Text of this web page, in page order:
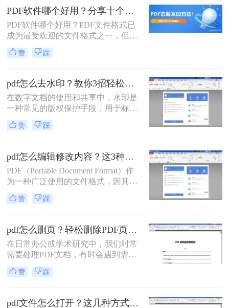
是，随着技术的发展，现在有多种方
法可以实现PDF文件的编辑。那么
PDF文件怎么编辑呢？本文将介绍三
种常见的PDF编辑方法，帮助您轻松
应对各种编辑需求。
PDF软件哪个好用？分享十个最好用的PDF编辑器！
PDF软件哪个好用？​PDF文件格式已
成为最受欢迎的文件格式之一，但在
浏览和使用过程中，我们可能会遇到
需要编辑和转换文件的情况。所以，
器，成为我们的需求之一。在这里，
我为大家推荐了十款最好用的PDF编
辑器。
赞 踩
pdf怎么去水印？教你3招轻松去除！
在数字文档的使用和共享中，水印是
一种常见的版权保护手段，用于标明
文档的来源、所有权或状态（如“样
本”、“机密”等）。然而，对于合法拥
会成为阅读或打印文档时的障碍。本
文将详细介绍pdf怎么去水印，帮助您
恢复文档的原始清晰度和专业外观。
赞 踩
pdf怎么编辑修改内容？这3种编辑方法可以尝试！
PDF（Portable Document Format）作
为一种广泛使用的文件格式，因其跨
平台性和内容的稳定性而备受青睐。
然而，PDF文件的不可编辑性也常常
术的发展，现在有多种方法可以对
PDF文件进行编辑和修改。那么pdf怎
么编辑修改内容呢？本文将详细介绍
几种常用的PDF编辑修改内容的方
法。
赞 踩
pdf怎么删页？轻松删除PDF页面用这三招！
在日常办公或学术研究中，我们时常
需要处理PDF文档，有时会遇到需要
删除文档中多余或不相关页面的情
况。无论是去除广告页、删除重复内
的技能都极为重要。本文将详细介绍
赞 踩
pdf文件怎么打开？这几种方式千万别错过！